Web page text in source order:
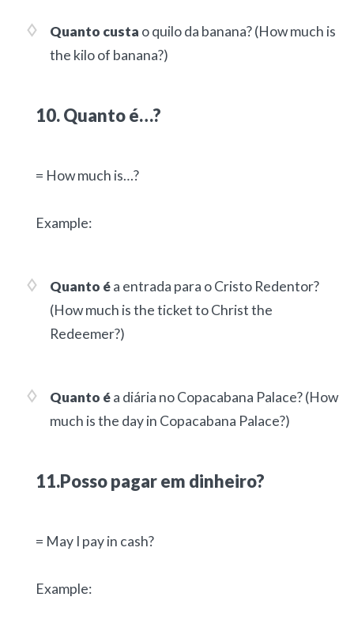
Quanto custa o quilo da banana?(How much is
the kilo of banana?)
10. Quanto é…?
= How much is…?
Example:
Quanto éa entrada para o Cristo Redentor?
(How much is the ticket to Christ the
Redeemer?)
Quanto éa diária no Copacabana Palace?(How
much is the day in Copacabana Palace?)
11.Posso pagar em dinheiro?
= May I pay in cash?
Example: